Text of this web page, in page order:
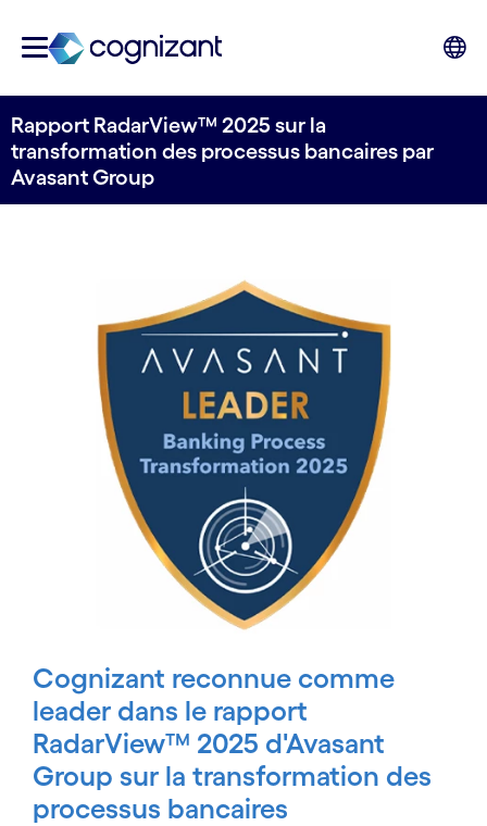
Rapport RadarView™ 2025 sur la
transformation des processus bancaires par
Avasant Group
Cognizant reconnue comme
leader dans le rapport
RadarView™ 2025 d'Avasant
Group sur la transformation des
processus bancaires